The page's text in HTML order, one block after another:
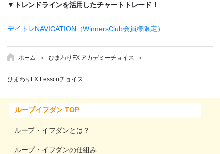
▼トレンドラインを活用したチャートトレード！
デイトレNAVIGATION（WinnersClub会員様限定）
ホーム ひまわりFX アカデミーチョイス
ひまわりFX Lessonチョイス
ループイフダン TOP
ループ・イフダンとは？
ループ・イフダンの仕組み